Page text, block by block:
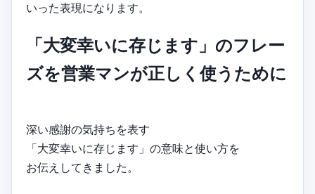
いった表現になります。
「大変幸いに存じます」のフレー
ズを営業マンが正しく使うために
深い感謝の気持ちを表す
「大変幸いに存じます」の意味と使い方を
お伝えしてきました。